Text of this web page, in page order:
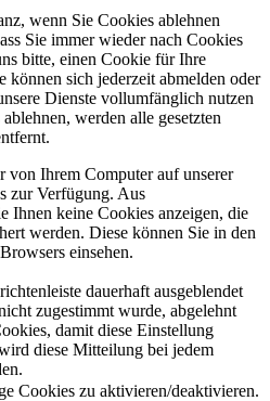
wenn Sie Cookies ablehnen
Sie immer wieder nach Cookies
bitte, einen Cookie für Ihre
können sich jederzeit abmelden oder
Dienste vollumfänglich nutzen
werden alle gesetzten
von Ihrem Computer auf unserer
zur Verfügung. Aus
Ihnen keine Cookies anzeigen, die
werden. Diese können Sie in den
einsehen.
dauerhaft ausgeblendet
zugestimmt wurde, abgelehnt
damit diese Einstellung
diese Mitteilung bei jedem
Cookies zu aktivieren/deaktivieren.